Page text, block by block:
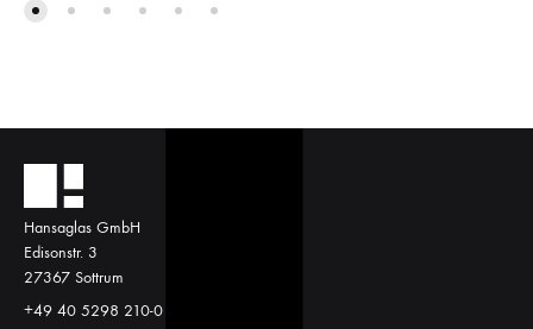
Hansaglas GmbH
Edisonstr. 3
27367 Sottrum
+49 40 5298 210-0